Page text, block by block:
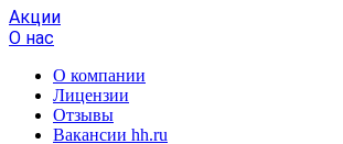
Акции
О нас
О компании
Лицензии
Отзывы
Вакансии hh.ru